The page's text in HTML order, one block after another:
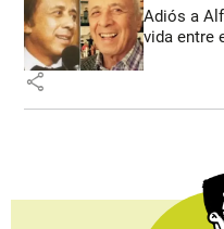
Adiós a
vida entre
share